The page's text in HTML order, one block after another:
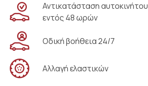
Αντικατάσταση αυτοκινήτου
εντός 48 ωρών
Οδική βοήθεια 24/7
Αλλαγή ελαστικών